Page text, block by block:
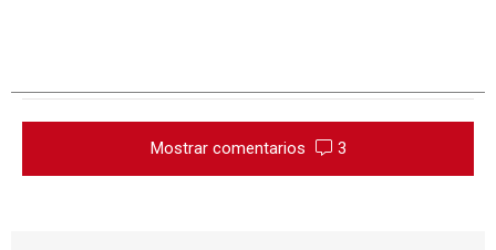
Mostrar comentarios 3